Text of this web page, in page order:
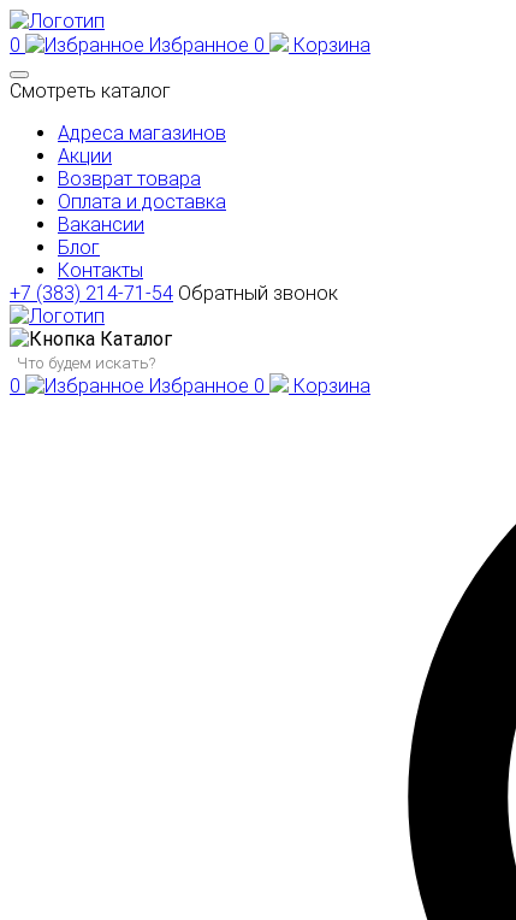
0 Избранное 0
Корзина
Смотреть каталог
Адреса магазинов
Акции
Возврат товара
Оплата и доставка
Вакансии
Блог
Контакты
+7 (383) 214-71-54 Обратный звонок
Каталог
0 Избранное 0 Корзина